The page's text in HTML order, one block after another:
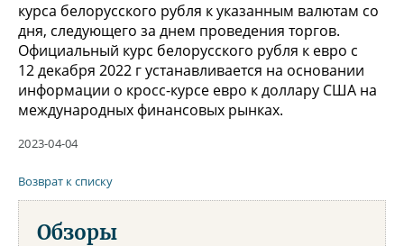
курса белорусского рубля к указанным валютам со
дня, следующего за днем проведения торгов.
Официальный курс белорусского рубля к евро с
12 декабря 2022 г устанавливается на основании
информации о кросс-курсе евро к доллару США на
международных финансовых рынках.
2023-04-04
Возврат к списку
Обзоры